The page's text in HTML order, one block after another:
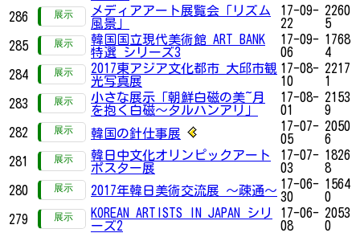
286
メディアアート展覧会「リズム
風景」
17-09-
22
2260
5
285
韓国国立現代美術館 ART BANK
特選 シリーズ3
17-09-
06
1768
4
284
2017東アジア文化都市 大邱市観
光写真展
17-08-
10
2217
1
283
小さな展示「朝鮮白磁の美~月
を抱く白磁～タルハンアリ」
17-08-
01
2153
9
282
韓国の針仕事展
17-07-
05
2050
6
281
韓日中文化オリンピックアート
ポスター展
17-07-
03
1826
8
280
2017年韓日美術交流展 ～疎通～ 17-06-
30
1564
0
279
KOREAN ARTISTS IN JAPAN シリ
ーズ2
17-06-
08
2053
0